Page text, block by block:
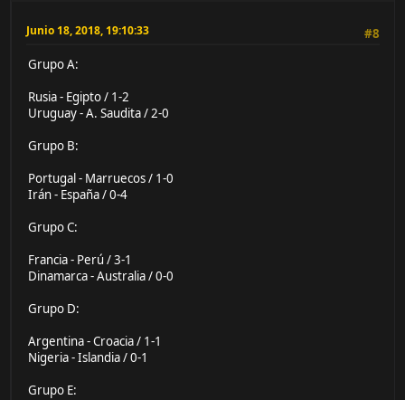
Junio 18, 2018, 19:10:33
#8
Grupo A:
Rusia - Egipto / 1-2
Uruguay - A. Saudita / 2-0
Grupo B:
Portugal - Marruecos / 1-0
Irán - España / 0-4
Grupo C:
Francia - Perú / 3-1
Dinamarca - Australia / 0-0
Grupo D:
Argentina - Croacia / 1-1
Nigeria - Islandia / 0-1
Grupo E: